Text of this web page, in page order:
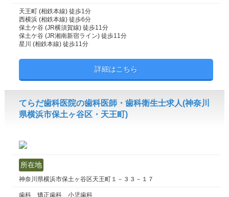
天王町 (相鉄本線) 徒歩1分
西横浜 (相鉄本線) 徒歩6分
保土ケ谷 (JR横須賀線) 徒歩11分
保土ケ谷 (JR湘南新宿ライン) 徒歩11分
星川 (相鉄本線) 徒歩11分
詳細はこちら
てらだ歯科医院の歯科医師・歯科衛生士求人(神奈川
県横浜市保土ヶ谷区・天王町)
所在地
神奈川県横浜市保土ヶ谷区天王町１－３３－１７
歯科 矯正歯科 小児歯科